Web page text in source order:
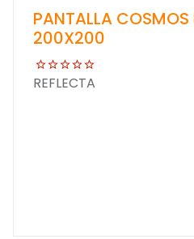
PANTALLA
200X200
REFLECTA